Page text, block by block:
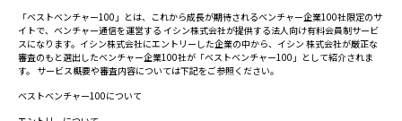
「ベストベンチャー100」とは、これから成長が期待されるベンチャー企業100社限定のサ
イトで、ベンチャー通信を運営する イシン株式会社が提供する法人向け有料会員制サービ
スになります。イシン株式会社にエントリーした企業の中から、イシン 株式会社が厳正な
審査のもと選出したベンチャー企業100社が「ベストベンチャー100」として紹介されま
す。 サービス概要や審査内容については下記をご参照ください。
ベストベンチャー100について